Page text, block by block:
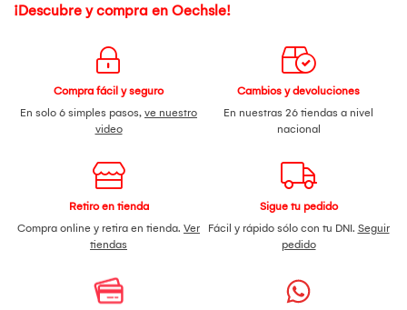
¡Descubre y compra en Oechsle!
Compra fácil y seguro
En solo 6 simples pasos, ve nuestro
video
Cambios y devoluciones
En nuestras 26 tiendas a nivel
nacional
Retiro en tienda
Compra online y retira en tienda. Ver
tiendas
Sigue tu pedido
Fácil y rápido sólo con tu DNI. Seguir
pedido